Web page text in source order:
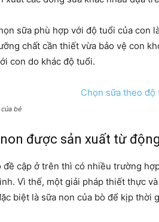
sữa phù hợp với độ tuổi của con
chất cần thiết vừa bảo vệ con
con do khác độ tuổi.
bé
được sản xuất từ
đề cập ở trên thì có nhiều trường
Vì thế, một giải pháp thiết thực
biệt là sữa non của bò để kịp thời